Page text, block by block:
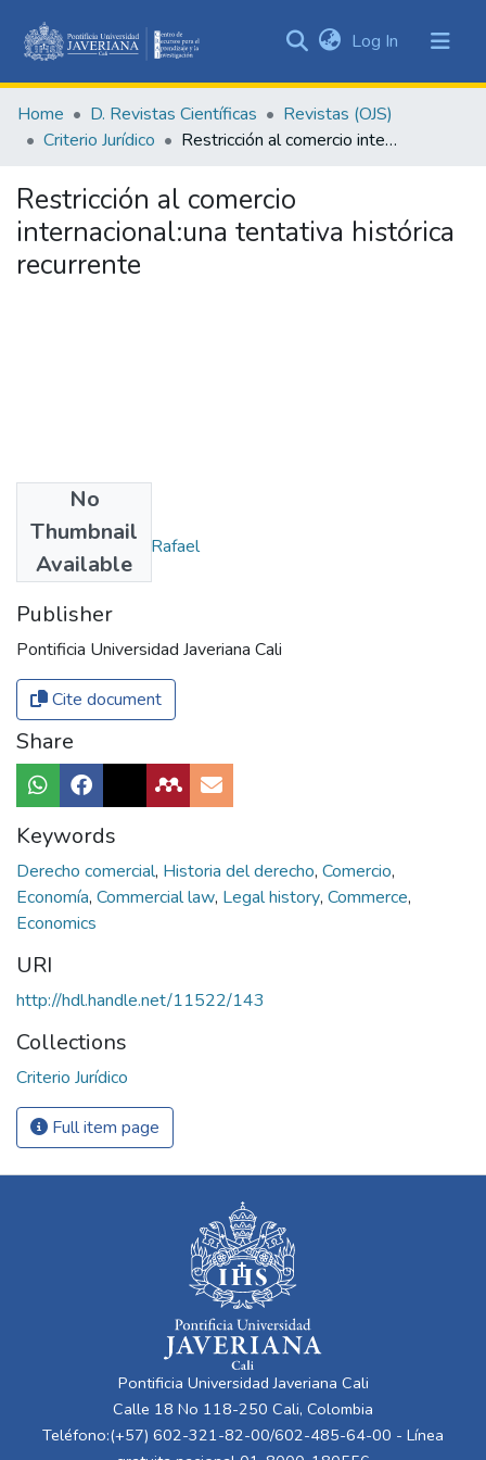
&
Collections
Statistics
Log In (current)
Home D. Revistas Científicas
Revistas (OJS)
Criterio Jurídico
Restricción al comercio internacional:una tentativa histórica recurrente
Restricción al comercio
internacional:una tentativa histórica
recurrente
No
Thumbnail
Available
Authors
Rodríguez Jaraba, Rafael
Publisher
Pontificia Universidad Javeriana Cali
Cite document
Share
Keywords
Derecho comercial, Historia del derecho, Comercio,
Economía, Commercial law, Legal history, Commerce,
Economics
URI
http://hdl.handle.net/11522/143
Collections
Criterio Jurídico
Full item page
Pontificia Universidad Javeriana Cali
Calle 18 No 118-250 Cali, Colombia
Teléfono:(+57) 602-321-82-00/602-485-64-00 - Línea